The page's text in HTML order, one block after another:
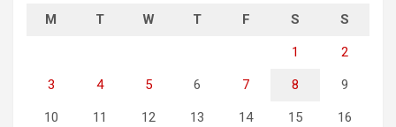
M T W T F S S
1 2
3 4 5 6 7 8 9
10 11 12 13 14 15 16